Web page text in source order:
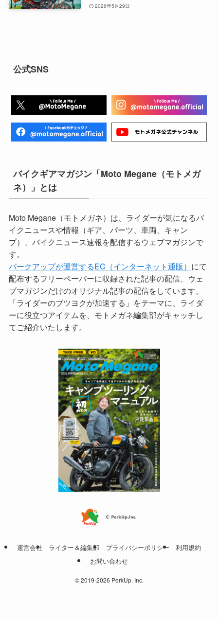
2026年5月29日
公式SNS
バイクギアマガジン「Moto Megane（モトメガ
ネ）」とは
Moto Megane（モトメガネ）は、ライダーが気になるバ
イクニュースや情報（ギア、パーツ、車両、キャン
プ）、バイクニュース速報を配信するウェブマガジンで
す。
パークアップが運営するEC（インターネット通販） にて
配布するフリーペーパーに収録された記事の配信、ウェ
ブマガジンだけのオリジナル記事の配信をしています。
「ライダーのブツヨクが加速する」をテーマに、ライダ
ーに役立つアイテムを、モトメガネ編集部がキャッチし
てご紹介いたします。
運営会社 ライター＆編集部 プライバシーポリシー
利用規約
お問い合わせ
©2019-2026 PerkUp. Inc.